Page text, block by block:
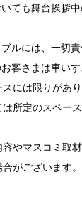
ても舞台挨拶
ルには、一切責
客さまは車い
には限りがあり
所定のスペー
やマスコミ取
がございます